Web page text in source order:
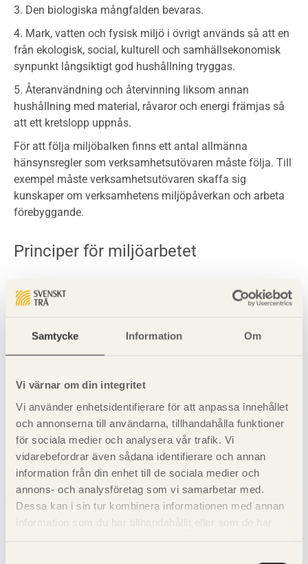
Samtycke Information Om
Vi värnar om din integritet
Vi använder enhetsidentifierare för att anpassa innehållet
och annonserna till användarna, tillhandahålla funktioner
för sociala medier och analysera vår trafik. Vi
vidarebefordrar även sådana identifierare och annan
information från din enhet till de sociala medier och
annons- och analysföretag som vi samarbetar med.
Dessa kan i sin tur kombinera informationen med annan
information som du har tillhandahållit eller som de har
Den biologiska mångfalden bevaras.
Mark, vatten och fysisk miljö i övrigt används så att en
från ekologisk, social, kulturell och samhällsekonomisk
synpunkt långsiktigt god hushållning tryggas.
Återanvändning och återvinning liksom annan
hushållning med material, råvaror och energi främjas så
att ett kretslopp uppnås.
För att följa miljöbalken finns ett antal allmänna
hänsynsregler som verksamhetsutövaren måste följa. Till
exempel måste verksamhetsutövaren skaffa sig
kunskaper om verksamhetens miljöpåverkan och arbeta
förebyggande.
Principer för miljöarbetet
Några grundläggande principer har utformats som bör
tillämpas i miljöarbetet förutsatt att det är ekonomiskt
Bästa möjliga teknik ska användas
Hushållning med resurser, återvinning och
återanvändning. I första hand ska förnybara energikällor
användas
Substitution av farliga kemiska ämnen
Förorenaren betalar miljöskadorna.